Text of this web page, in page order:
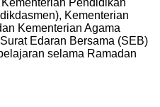
Kementerian
Kementerian Agama
Edaran Bersama (SEB)
selama Ramadan